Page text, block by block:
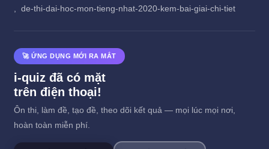
, de-thi-dai-hoc-mon-tieng-nhat-2020-kem-bai-giai-chi-tiet
🚀 ỨNG DỤNG MỚI RA MẮT
i-quiz đã có mặt
trên điện thoại!
Ôn thi, làm đề, tạo đề, theo dõi kết quả — mọi lúc mọi nơi,
hoàn toàn miễn phí.